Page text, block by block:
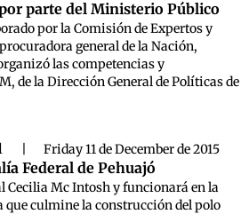
parte del Ministerio Público
por la Comisión de Expertos y
general de la Nación,
las competencias y
de la Dirección General de Políticas de
Friday 11 de December de 2015
Federal de Pehuajó
Cecilia Mc Intosh y funcionará en la
que culmine la construcción del polo